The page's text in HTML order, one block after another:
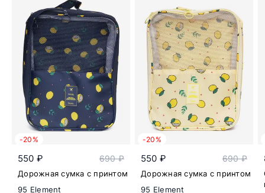
-20%
550 ₽ 690 ₽
Дорожная сумка с принтом
95 Element
-20%
550 ₽ 690 ₽
Дорожная сумка с принтом
95 Element